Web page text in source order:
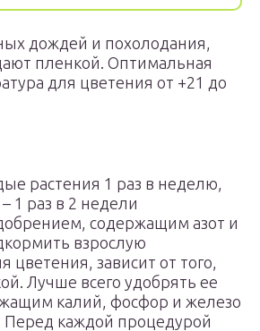
дождей и похолодания,
пленкой. Оптимальная
для цветения от +21 до
растения 1 раз в неделю,
1 раз в 2 недели
содержащим азот и
взрослую
цветения, зависит от того,
Лучше всего удобрять ее
калий, фосфор и железо
Перед каждой процедурой